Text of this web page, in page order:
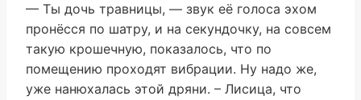
— Ты дочь травницы, — звук её голоса эхом
пронёсся по шатру, и на секундочку, на совсем
такую крошечную, показалось, что по
помещению проходят вибрации. Ну надо же,
уже нанюхалась этой дряни. – Лисица, что